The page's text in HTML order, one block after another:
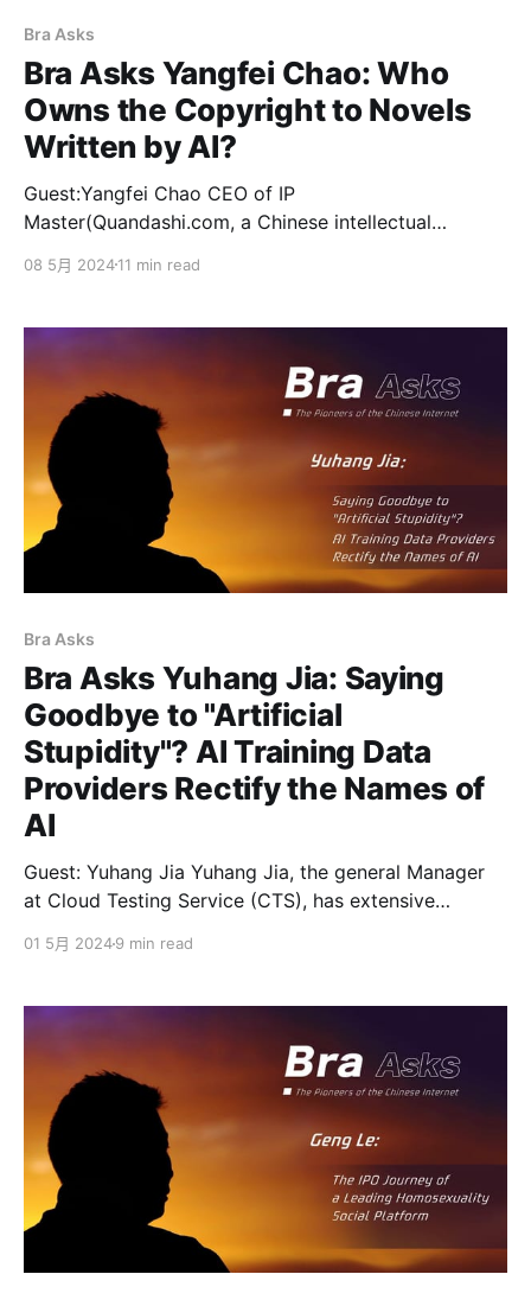
家很难再开出Mercury的账号了。 今天闲来无事，发现了
一家可以秒开账号的
Bra Asks
Bra Asks Yangfei Chao: Who
Owns the Copyright to Novels
Written by AI?
Guest:Yangfei Chao CEO of IP
Master(Quandashi.com, a Chinese intellectual
the field of intellectual property in China, Chinese
property officer in leading companies such as
Kingdee Software, Vimicro Group, and Sogou. He has
08 5月 202411 min read
Bra Asks
Bra Asks Yuhang Jia: Saying
Goodbye to "Artificial
Stupidity"? AI Training Data
Providers Rectify the Names of
AI
Guest: Yuhang Jia Yuhang Jia, the general Manager
at Cloud Testing Service (CTS), has extensive
services. In 2015, he established the North American
and cutting-edge technology research and
development. In 2017, he founded the business unit
01 5月 20249 min read